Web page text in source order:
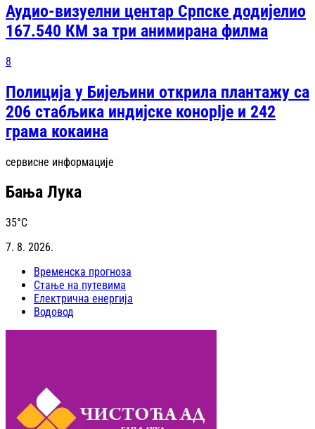
Аудио-визуелни центар Српске додијелио
167.540 КМ за три анимирана филма
8
Полиција у Бијељини открила плантажу са
206 стабљика индијске конoplje и 242
грама кокаина
сервисне информације
Бања Лука
35°C
7. 8. 2026.
Временска прогноза
Стање на путевима
Електрична енергија
Водовод